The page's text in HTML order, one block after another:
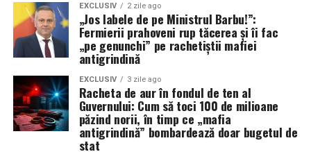
EXCLUSIV 2 zile ago
„Jos labele de pe Ministrul Barbu!”:
Fermierii prahoveni rup tăcerea și îi fac
„pe genunchi” pe rachetiștii mafiei
antigrindină
EXCLUSIV 3 zile ago
Racheta de aur în fondul de ten al
Guvernului: Cum să toci 100 de milioane
păzind norii, în timp ce „mafia
antigrindină” bombardează doar bugetul de
stat